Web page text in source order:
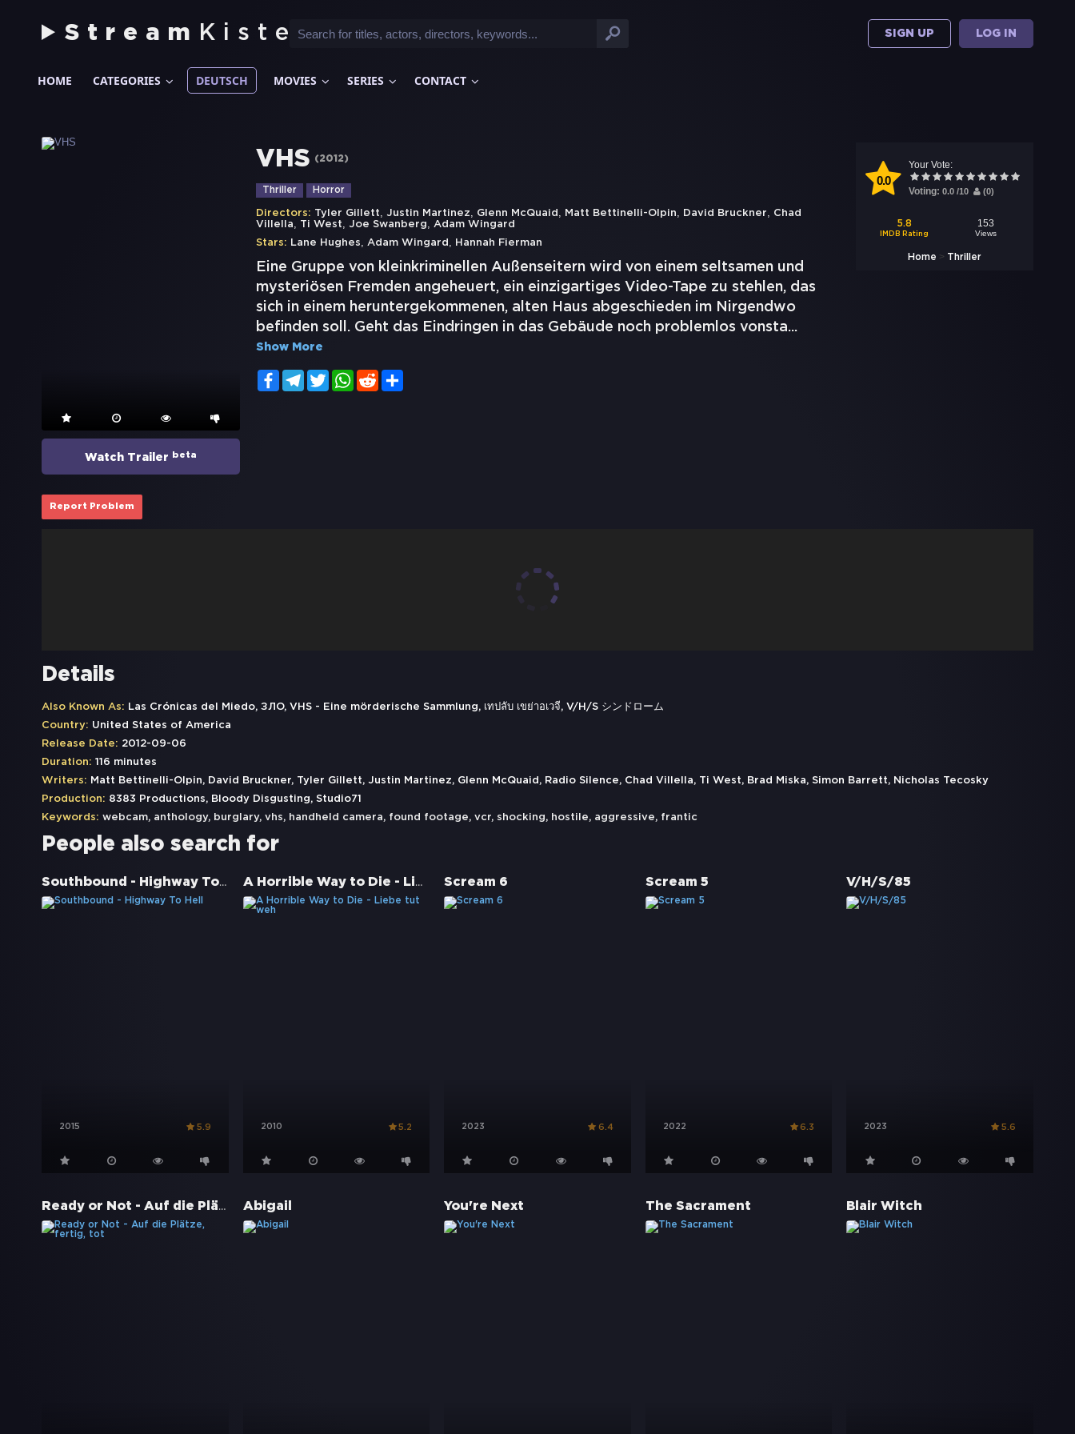
Stream Kiste SIGN UP LOG IN
HOME CATEGORIES DEUTSCH MOVIES SERIES CONTACT
Watch Trailer beta
0.0
Your Vote:
Voting: 0.0 /10 (0)
5.8
IMDB Rating
153
Views
Home > Thriller
VHS (2012)
Thriller Horror
Directors: Tyler Gillett, Justin Martinez, Glenn McQuaid , Matt Bettinelli-Olpin, David Bruckner, Chad
Villella, Ti West, Joe Swanberg, Adam Wingard
Stars: Lane Hughes, Adam Wingard , Hannah Fierman
Eine Gruppe von kleinkriminellen Außenseitern wird von einem seltsamen und
mysteriösen Fremden angeheuert, ein einzigartiges Video-Tape zu stehlen, das
sich in einem heruntergekommenen, alten Haus abgeschieden im Nirgendwo
befinden soll. Geht das Eindringen in das Gebäude noch problemlos vonsta...
Show More
FacebookTelegramTwitterWhatsApp
Reddit
Report Problem
Details
Also Known As: Las Crónicas del Miedo, ЗЛO, VHS - Eine mörderische Sammlung, เทปลับ เขย่าอเวจี, V/H/S シンドローム
Country: United States of America
Release Date: 2012-09-06
Duration: 116 minutes
Writers: Matt Bettinelli-Olpin, David Bruckner, Tyler Gillett, Justin Martinez, Glenn McQuaid, Radio Silence, Chad Villella, Ti West, Brad Miska, Simon Barrett, Nicholas Tecosky
Production: 8383 Productions, Bloody Disgusting, Studio71
Keywords: webcam, anthology, burglary, vhs, handheld camera, found footage, vcr, shocking, hostile, aggressive, frantic
People also search for
Southbound - Highway To Hell
2015 5.9
A Horrible Way to Die - Liebe tut weh
2010 5.2
Scream 6
2023 6.4
Scream 5
2022 6.3
V/H/S/85
2023 5.6
Ready or Not - Auf die Plätze, fertig, tot Abigail You're Next The Sacrament Blair Witch